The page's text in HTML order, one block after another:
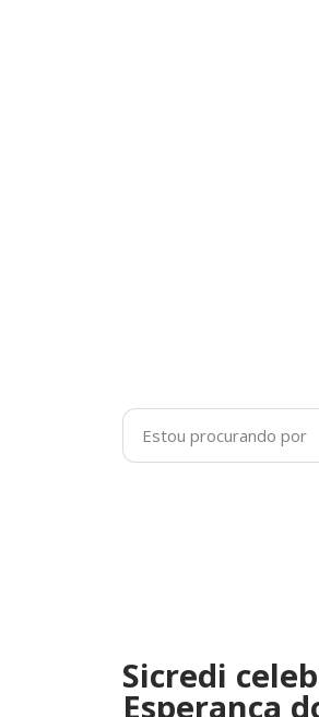
Sicredi
Esperança